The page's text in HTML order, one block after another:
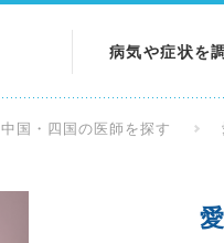
病気や症状を
検査を調べる
中国・四国の医師を探す